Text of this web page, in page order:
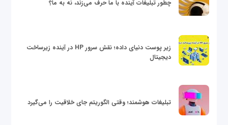
چطور تبلیغات آینده با ما حرف می‌زند، نه به ما؟
زیر پوست دنیای داده؛ نقش سرور HP در آینده زیرساخت
دیجیتال
تبلیغات هوشمند؛ وقتی الگوریتم جای خلاقیت را می‌گیرد